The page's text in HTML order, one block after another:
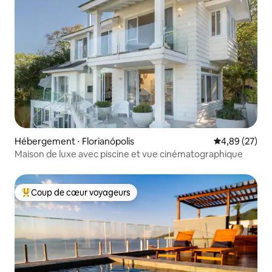
Hébergement ⋅ Florianópolis Évaluation
4,89 (27)
Maison de luxe avec piscine et vue cinématographique
Coups de cœur voyageurs les plus appréciés
Coup de cœur voyageurs